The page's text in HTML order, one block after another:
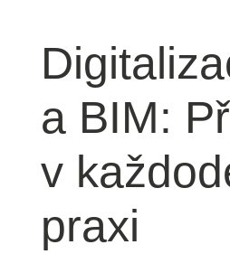
a BIM:
v
praxi